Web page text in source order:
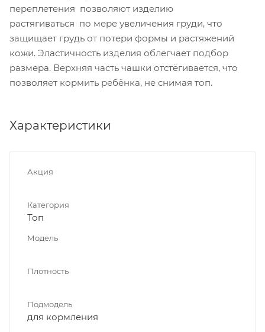
переплетения позволяют изделию
растягиваться по мере увеличения груди, что
защищает грудь от потери формы и растяжений
кожи. Эластичность изделия облегчает подбор
размера. Верхняя часть чашки отстёгивается, что
позволяет кормить ребёнка, не снимая топ.
Характеристики
Акция
Категория
Топ
Модель
Плотность
Подмодель
для кормления